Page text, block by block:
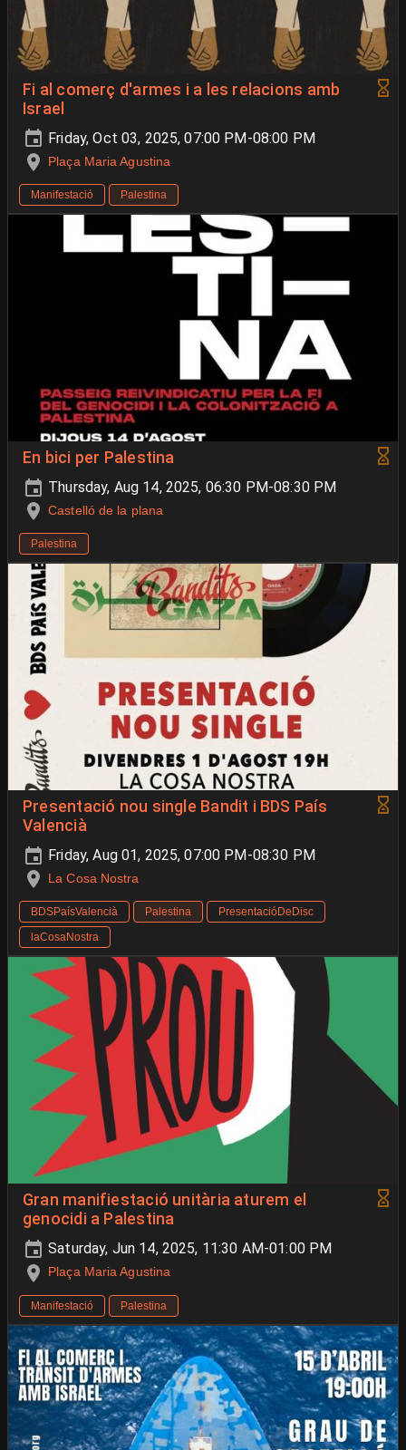
Fi al comerç d'armes i a les relacions amb
Israel
Friday, Oct 03, 2025, 07:00 PM-08:00 PM
Plaça Maria Agustina
Manifestació Palestina
En bici per Palestina
Thursday, Aug 14, 2025, 06:30 PM-08:30 PM
Castelló de la plana
Palestina
Presentació nou single Bandit i BDS País
Valencià
Friday, Aug 01, 2025, 07:00 PM-08:30 PM
La Cosa Nostra
BDSPaísValencià Palestina
PresentacióDeDisc
laCosaNostra
Gran manifiestació unitària aturem el
genocidi a Palestina
Saturday, Jun 14, 2025, 11:30 AM-01:00 PM
Plaça Maria Agustina
Manifestació Palestina